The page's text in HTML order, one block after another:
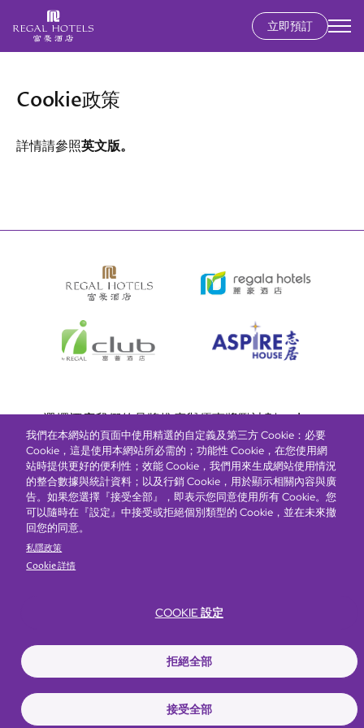
立即預訂
Secondary
menu
Cookie政策
詳情請參照英文版。
Bottom
menu
選擇酒店我們的品牌推廣與優惠獎勵計劃e-shop
管理層簡介
17016348
Footer無障礙聲明私隱聲明Cookie政策網站使用條款
搶先一步，掌握最新資訊！
我們在本網站的頁面中使用精選的自定義及第三方 Cookie：必要
Cookie，這是使用本網站所必需的；功能性 Cookie，在您使用網
站時提供更好的便利性；效能 Cookie，我們用來生成網站使用情況
的整合數據與統計資料；以及行銷 Cookie，用於顯示相關內容與廣
告。如果您選擇『接受全部』，即表示您同意使用所有 Cookie。您
可以隨時在『設定』中接受或拒絕個別類型的 Cookie，並在未來撤
回您的同意。
私隱政策
Cookie 詳情
COOKIE 設定
拒絕全部
接受全部